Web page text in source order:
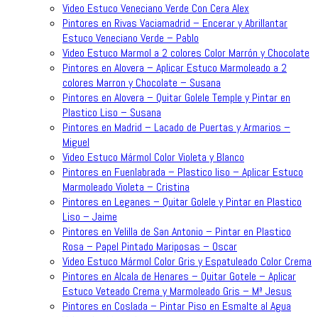
Video Estuco Veneciano Verde Con Cera Alex
Pintores en Rivas Vaciamadrid – Encerar y Abrillantar
Estuco Veneciano Verde – Pablo
Video Estuco Marmol a 2 colores Color Marrón y Chocolate
Pintores en Alovera – Aplicar Estuco Marmoleado a 2
colores Marron y Chocolate – Susana
Pintores en Alovera – Quitar Golele Temple y Pintar en
Plastico Liso – Susana
Pintores en Madrid – Lacado de Puertas y Armarios –
Miguel
Video Estuco Mármol Color Violeta y Blanco
Pintores en Fuenlabrada – Plastico liso – Aplicar Estuco
Marmoleado Violeta – Cristina
Pintores en Leganes – Quitar Golele y Pintar en Plastico
Liso – Jaime
Pintores en Velilla de San Antonio – Pintar en Plastico
Rosa – Papel Pintado Mariposas – Oscar
Video Estuco Mármol Color Gris y Espatuleado Color Crema
Pintores en Alcala de Henares – Quitar Gotele – Aplicar
Estuco Veteado Crema y Marmoleado Gris – Mª Jesus
Pintores en Coslada – Pintar Piso en Esmalte al Agua